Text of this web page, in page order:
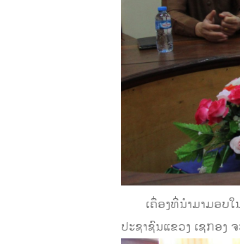
ເຄື່ອງທີ່ນຳມາມອບໃນ
ປະຊາຊົນແຂວງ ເຊກອງ